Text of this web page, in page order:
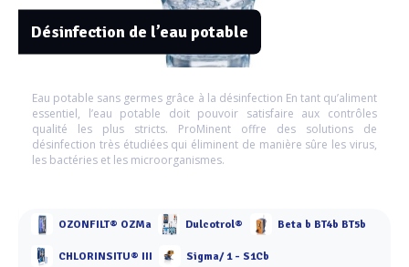
Désinfection de l’eau potable
Eau potable sans germes grâce à la désinfection En tant qu’aliment
essentiel, l’eau potable doit pouvoir satisfaire aux contrôles
qualité les plus stricts. ProMinent offre des solutions de
désinfection très étudiées qui éliminent de manière sûre les virus,
les bactéries et les microorganismes.
OZONFILT® OZMa Dulcotrol® Beta b BT4b BT5b
CHLORINSITU® III Sigma/ 1 - S1Cb